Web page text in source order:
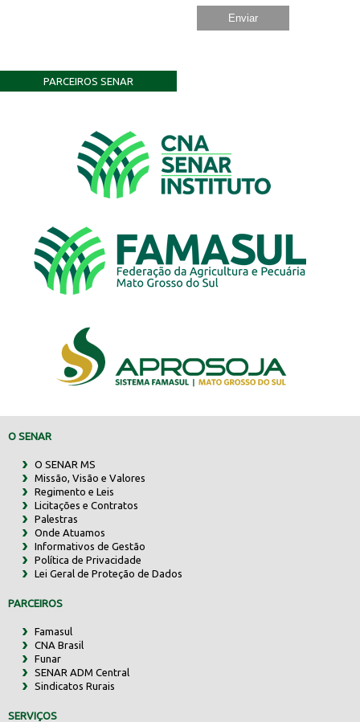
PARCEIROS SENAR
O SENAR
O SENAR MS
Missão, Visão e Valores
Regimento e Leis
Licitações e Contratos
Palestras
Onde Atuamos
Informativos de Gestão
Política de Privacidade
Lei Geral de Proteção de Dados
PARCEIROS
Famasul
CNA Brasil
Funar
SENAR ADM Central
Sindicatos Rurais
SERVIÇOS